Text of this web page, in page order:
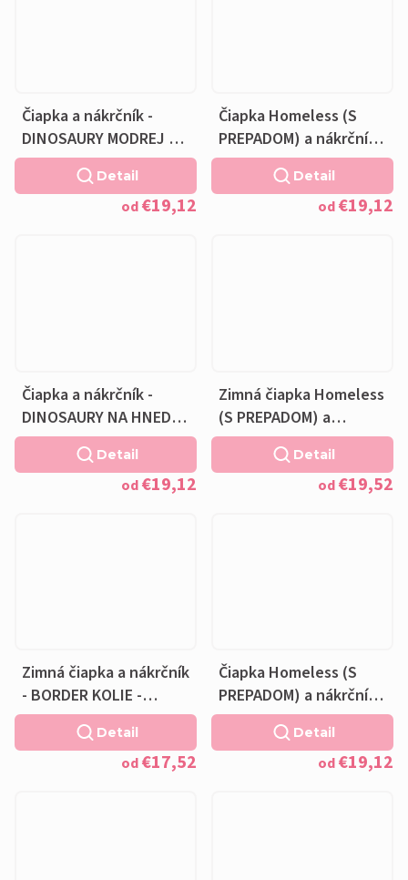
Čiapka a nákrčník -
DINOSAURY MODREJ S
NÁPISMI - bavlnená
modrá podšívka
od€19,12
Detail
Čiapka Homeless (S
PREPADOM) a nákrčník -
DINOSAURY NA HNEDEJ
- bavlnená hnedá
od€19,12
Detail
Čiapka a nákrčník -
DINOSAURY NA HNEDEJ
- bavlnená hnedá
podšívka
od€19,12
Detail
Zimná čiapka Homeless
(S PREPADOM) a
nákrčník - BORDER
KOLIE - AKVAREL -
fleecová čiernaod€19,52
Detail
Zimná čiapka a nákrčník
- BORDER KOLIE -
AKVAREL - fleecová
čierna podšívka
od€17,52
Detail
Čiapka Homeless (S
PREPADOM) a nákrčník -
BORDER KOLIE -
AKVAREL - bavlnená
čierna podšívkaod€19,12
Detail